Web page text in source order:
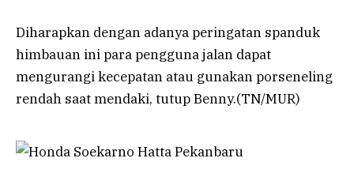
Diharapkan dengan adanya peringatan spanduk
himbauan ini para pengguna jalan dapat
mengurangi kecepatan atau gunakan porseneling
rendah saat mendaki, tutup Benny.(TN/MUR)